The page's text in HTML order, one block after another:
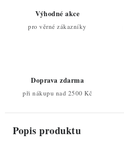
Výhodné akce
pro věrné zákazníky
Doprava zdarma
při nákupu nad 2500 Kč
Popis produktu